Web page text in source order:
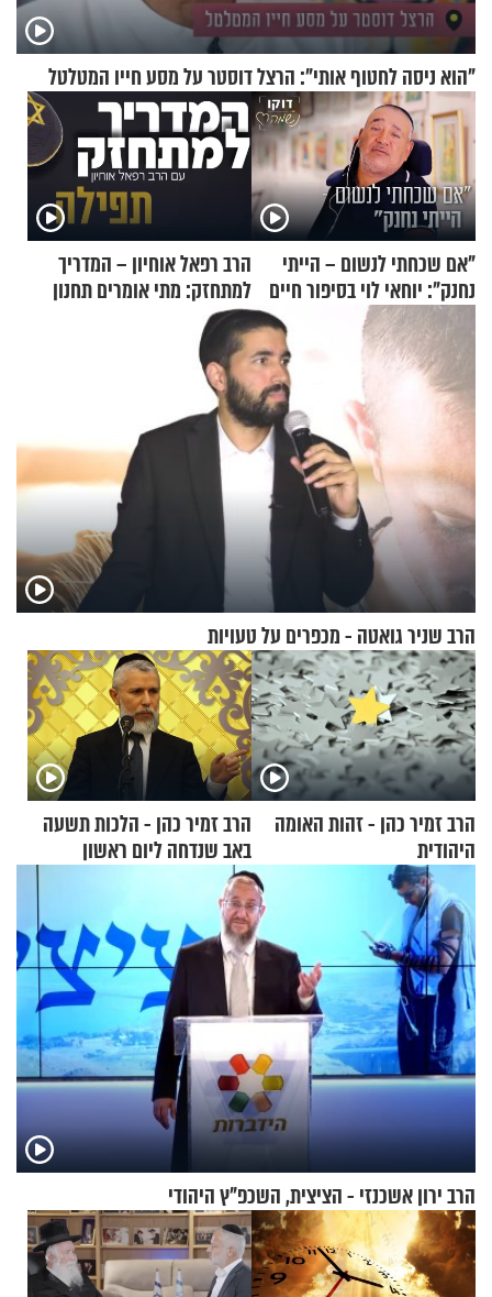
"הוא ניסה לחטוף אותי": הרצל דוסטר על מסע חייו המטלטל
"אם שכחתי לנשום – הייתי
נחנק": יוחאי לוי בסיפור חיים
מעורר השראה
הרב רפאל אוחיון – המדריך
למתחזק: מתי אומרים תחנון
ואיך עולים לתורה?
הרב שניר גואטה - מכפרים על טעויות
הרב זמיר כהן - זהות האומה
היהודית
הרב זמיר כהן - הלכות תשעה
באב שנדחה ליום ראשון
הרב ירון אשכנזי - הציצית, השכפ"ץ היהודי